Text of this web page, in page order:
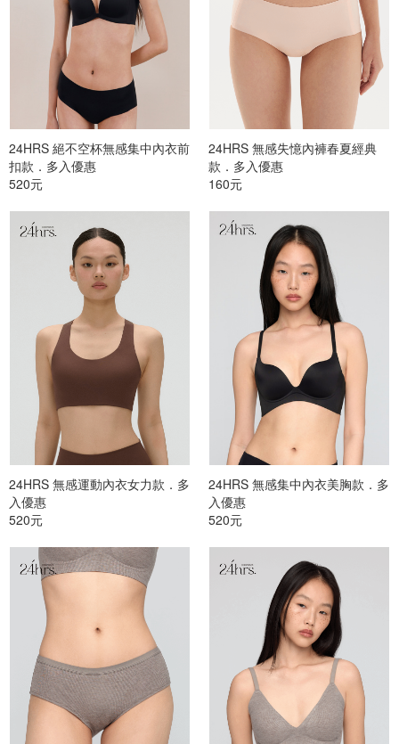
24HRS 絕不空杯無感集中內衣前
扣款．多入優惠
520元
24HRS 無感失憶內褲春夏經典
款．多入優惠
160元
24HRS 無感運動內衣女力款．多
入優惠
520元
24HRS 無感集中內衣美胸款．多
入優惠
520元